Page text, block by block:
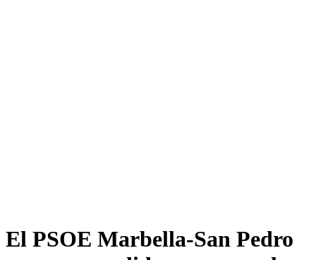
El PSOE Marbella-San Pedro